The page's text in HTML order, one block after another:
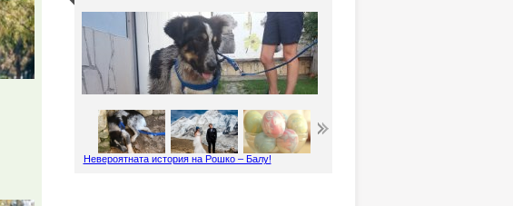
Невероятната история на Рошко – Балу!